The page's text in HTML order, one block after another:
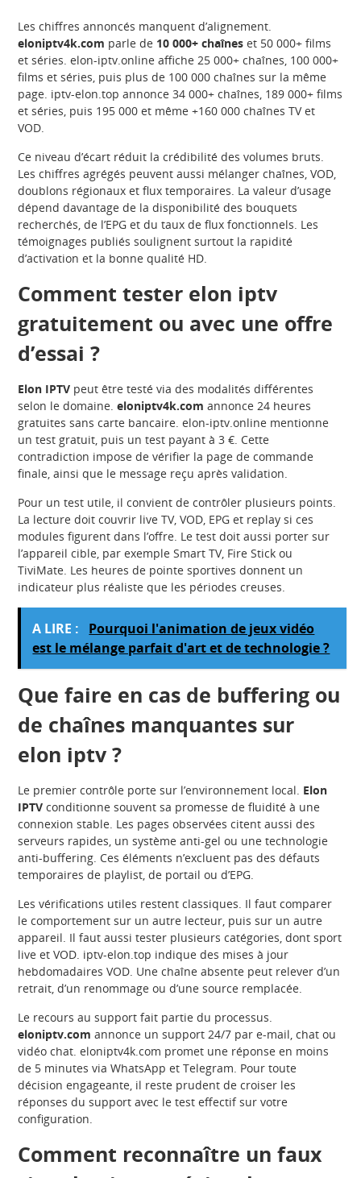
Les chiffres annoncés manquent d’alignement.
eloniptv4k.com parle de 10 000+ chaînes et 50 000+ films
et séries. elon-iptv.online affiche 25 000+ chaînes, 100 000+
films et séries, puis plus de 100 000 chaînes sur la même
page. iptv-elon.top annonce 34 000+ chaînes, 189 000+ films
et séries, puis 195 000 et même +160 000 chaînes TV et
VOD.
Ce niveau d’écart réduit la crédibilité des volumes bruts.
Les chiffres agrégés peuvent aussi mélanger chaînes, VOD,
doublons régionaux et flux temporaires. La valeur d’usage
dépend davantage de la disponibilité des bouquets
recherchés, de l’EPG et du taux de flux fonctionnels. Les
témoignages publiés soulignent surtout la rapidité
d’activation et la bonne qualité HD.
Comment tester elon iptv
gratuitement ou avec une offre
d’essai ?
Elon IPTV peut être testé via des modalités différentes
selon le domaine.eloniptv4k.com annonce 24 heures
gratuites sans carte bancaire. elon-iptv.online mentionne
un test gratuit, puis un test payant à 3 €. Cette
contradiction impose de vérifier la page de commande
finale, ainsi que le message reçu après validation.
Pour un test utile, il convient de contrôler plusieurs points.
La lecture doit couvrir live TV, VOD, EPG et replay si ces
modules figurent dans l’offre. Le test doit aussi porter sur
l’appareil cible, par exemple Smart TV, Fire Stick ou
TiviMate. Les heures de pointe sportives donnent un
indicateur plus réaliste que les périodes creuses.
A LIRE :
Pourquoi l'animation de jeux vidéo
est le mélange parfait d'art et de technologie ?
Que faire en cas de buffering ou
de chaînes manquantes sur
elon iptv ?
Le premier contrôle porte sur l’environnement local. Elon
IPTV conditionne souvent sa promesse de fluidité à une
connexion stable. Les pages observées citent aussi des
serveurs rapides, un système anti-gel ou une technologie
anti-buffering. Ces éléments n’excluent pas des défauts
temporaires de playlist, de portail ou d’EPG.
Les vérifications utiles restent classiques. Il faut comparer
le comportement sur un autre lecteur, puis sur un autre
appareil. Il faut aussi tester plusieurs catégories, dont sport
live et VOD. iptv-elon.top indique des mises à jour
hebdomadaires VOD. Une chaîne absente peut relever d’un
retrait, d’un renommage ou d’une source remplacée.
Le recours au support fait partie du processus.
eloniptv.com annonce un support 24/7 par e-mail, chat ou
vidéo chat. eloniptv4k.com promet une réponse en moins
de 5 minutes via WhatsApp et Telegram. Pour toute
décision engageante, il reste prudent de croiser les
réponses du support avec le test effectif sur votre
configuration.
Comment reconnaître un faux